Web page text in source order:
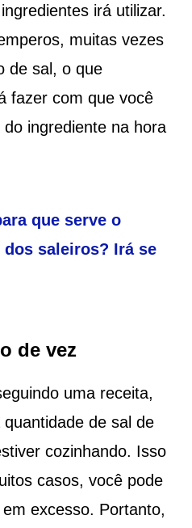
irá utilizar.
muitas vezes
de sal, o que
fazer com que você
ingrediente na hora
que serve o
saleiros? Irá se
de vez
uma receita,
de sal de
cozinhando. Isso
casos, você pode
excesso. Portanto,